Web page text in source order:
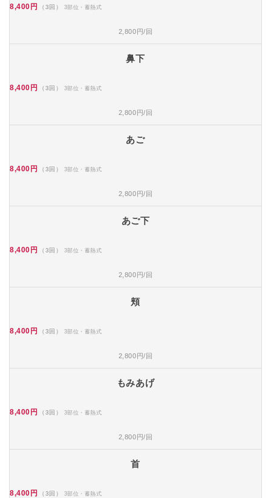
8,400円 （3回） 3部位・蓄熱式
2,800円/回
鼻下
8,400円 （3回） 3部位・蓄熱式
2,800円/回
あご
8,400円 （3回） 3部位・蓄熱式
2,800円/回
あご下
8,400円 （3回） 3部位・蓄熱式
2,800円/回
頬
8,400円 （3回） 3部位・蓄熱式
2,800円/回
もみあげ
8,400円 （3回） 3部位・蓄熱式
2,800円/回
首
8,400円 （3回） 3部位・蓄熱式